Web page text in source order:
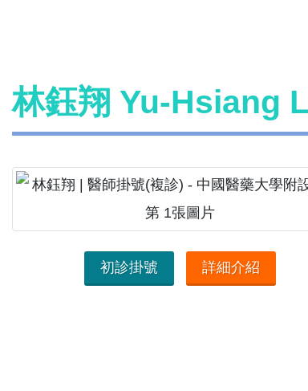
林鈺翔 Yu-Hsiang
初診掛號 詳細介紹